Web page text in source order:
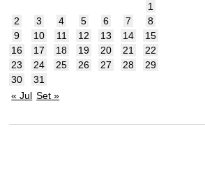
1
2
3 4 5 6 7
8
9
10 11 12 13 14
15
16
17 18 19 20 21
22
23
24 25 26 27 28
29
30
31
« Jul Set »